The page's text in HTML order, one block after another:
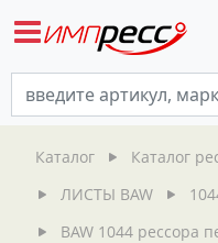
Каталог Каталог
ЛИСТЫ BAW
BAW 1044 рессора